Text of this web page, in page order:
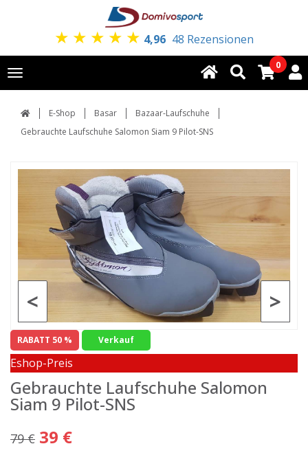
★ ★ ★ ★ ★ 4,96 48 Rezensionen
Toggle
navigation
0
E-Shop Basar
Bazaar-Laufschuhe
Gebrauchte Laufschuhe Salomon Siam 9 Pilot-SNS
>
<
RABATT 50 % Verkauf
Eshop-Preis
Gebrauchte Laufschuhe Salomon
Siam 9 Pilot-SNS
79 € 39 €